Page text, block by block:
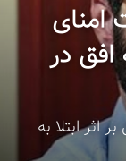
در
اثر ابتلا به